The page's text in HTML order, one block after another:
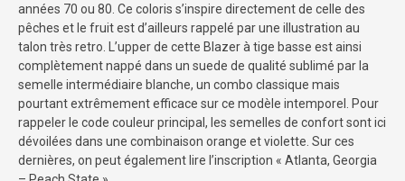
années 70 ou 80. Ce coloris s’inspire directement de celle des
pêches et le fruit est d’ailleurs rappelé par une illustration au
talon très retro. L’upper de cette Blazer à tige basse est ainsi
complètement nappé dans un suede de qualité sublimé par la
semelle intermédiaire blanche, un combo classique mais
pourtant extrêmement efficace sur ce modèle intemporel. Pour
rappeler le code couleur principal, les semelles de confort sont ici
dévoilées dans une combinaison orange et violette. Sur ces
dernières, on peut également lire l’inscription « Atlanta, Georgia